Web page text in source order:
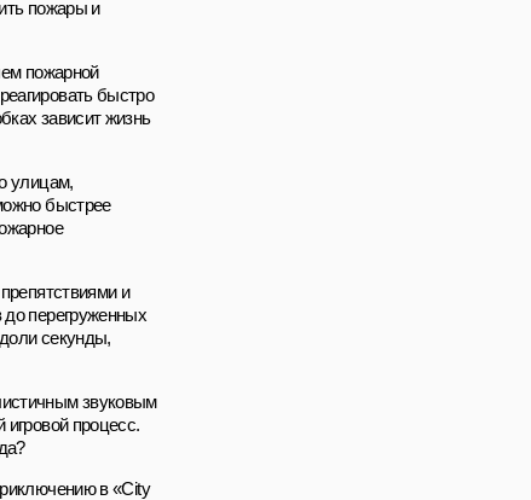
пожары и
пожарной
быстро
зависит жизнь
улицам,
быстрее
и
перегруженных
секунды,
звуковым
процесс.
в «City